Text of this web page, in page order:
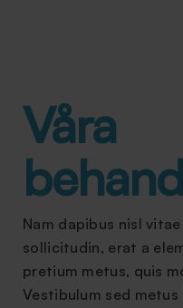
Våra
Nam dapibus nisl
sollicitudin, erat a
pretium metus, quis
Vestibulum sed